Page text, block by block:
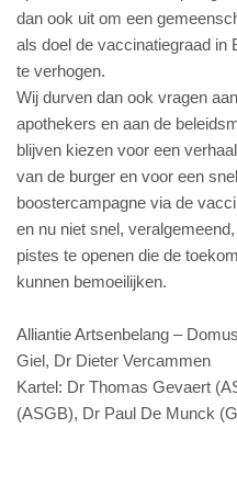
dan ook uit om een
als doel de vaccinatiegraad in
te verhogen.
Wij durven dan ook vragen
apothekers en aan de
blijven kiezen voor een
van de burger en voor een
boostercampagne via de
en nu niet snel,
pistes te openen die de
kunnen bemoeilijken.
Alliantie Artsenbelang –
Giel, Dr Dieter Vercammen
Kartel: Dr Thomas Gevaert
(ASGB), Dr Paul De Munck